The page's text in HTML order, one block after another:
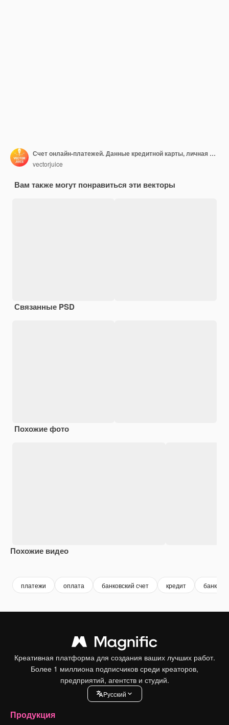
Счет онлайн-платежей. Данные кредитной карты, личная информация, финансовая операция. Работник банка мультипликационный персонаж. Интернет-банкинг.
vectorjuice
Вам также могут понравиться эти векторы
Связанные PSD
Похожие фото
Похожие видео
платежи оплата банковский счет кредит
Креативная платформа для создания ваших лучших работ.
Более 1 миллиона подписчиков среди креаторов,
предприятий, агентств и студий.
Pусский
Продукция